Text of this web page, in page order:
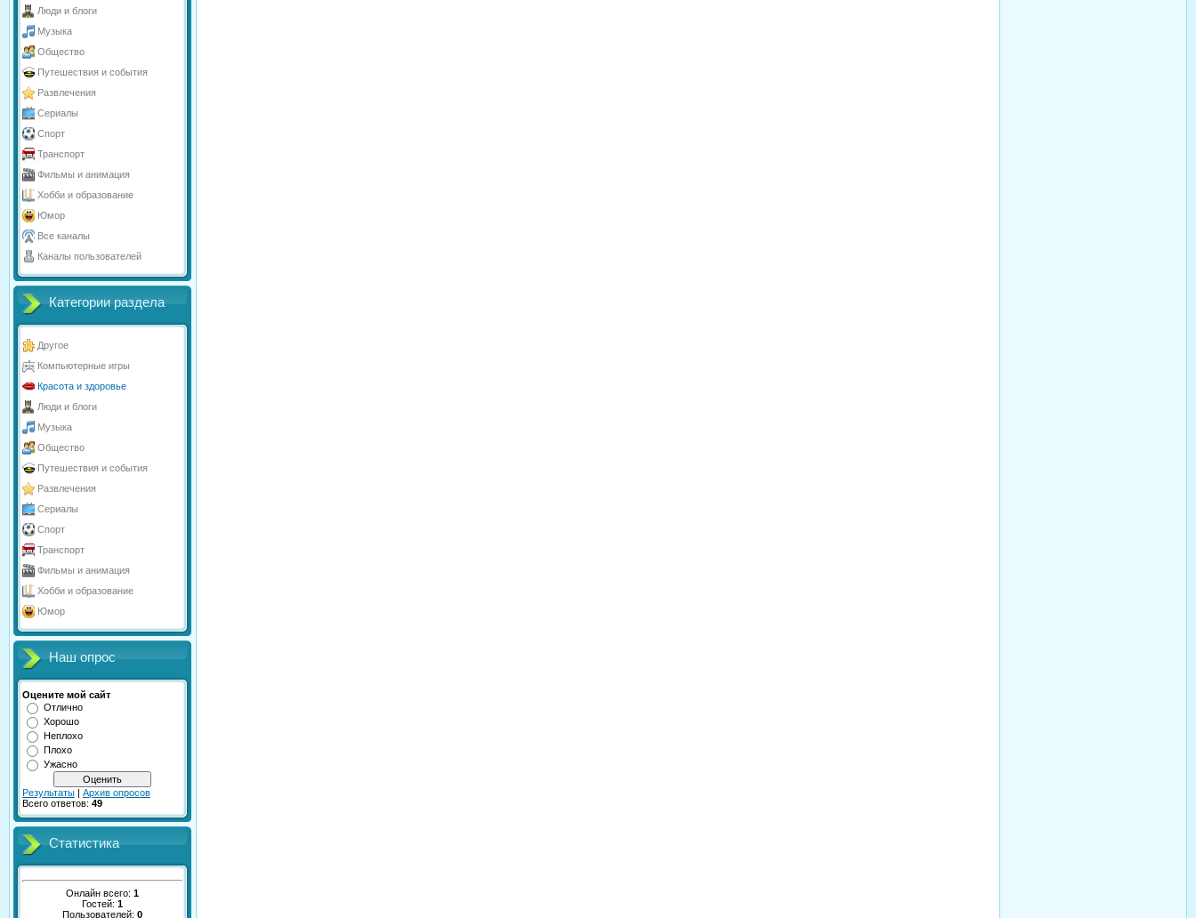
Люди и блоги
Музыка
Общество
Путешествия и события
Развлечения
Сериалы
Спорт
Транспорт
Фильмы и анимация
Хобби и образование
Юмор
Все каналы
Каналы пользователей
Категории раздела
Другое
Компьютерные игры
Красота и здоровье
Люди и блоги
Музыка
Общество
Путешествия и события
Развлечения
Сериалы
Спорт
Транспорт
Фильмы и анимация
Хобби и образование
Юмор
Наш опрос
Оцените мой сайт
Отлично
Хорошо
Неплохо
Плохо
Ужасно
Результаты | Архив опросов
Всего ответов: 49
Статистика
Онлайн всего: 1
Гостей: 1
Пользователей: 0